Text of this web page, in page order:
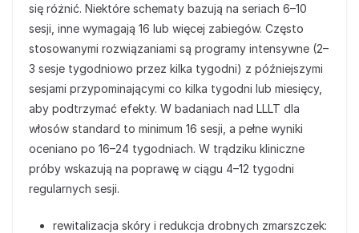
się różnić. Niektóre schematy bazują na seriach 6–10
sesji, inne wymagają 16 lub więcej zabiegów. Często
stosowanymi rozwiązaniami są programy intensywne (2–
3 sesje tygodniowo przez kilka tygodni) z późniejszymi
sesjami przypominającymi co kilka tygodni lub miesięcy,
aby podtrzymać efekty. W badaniach nad LLLT dla
włosów standard to minimum 16 sesji, a pełne wyniki
oceniano po 16–24 tygodniach. W trądziku kliniczne
próby wskazują na poprawę w ciągu 4–12 tygodni
regularnych sesji.
rewitalizacja skóry i redukcja drobnych zmarszczek: